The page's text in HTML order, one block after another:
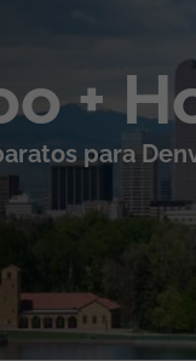
Cruzeiros
+
para